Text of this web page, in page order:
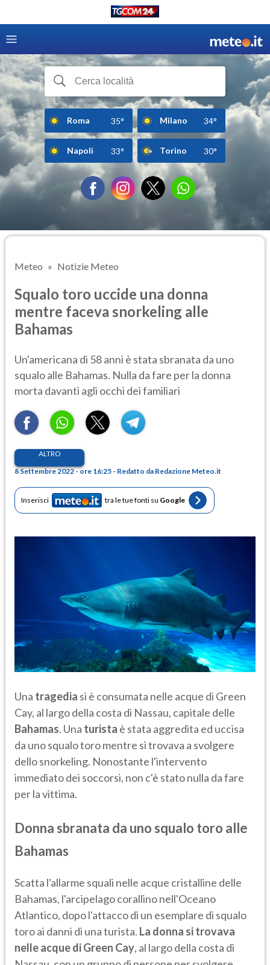
Roma 35° Milano 34°
Napoli 33° Torino 30°
Meteo Notizie Meteo
Squalo toro uccide una donna
mentre faceva snorkeling alle
Bahamas
Un'americana di 58 anni è stata sbranata da uno
squalo alle Bahamas. Nulla da fare per la donna
morta davanti agli occhi dei familiari
ALTRO
8 Settembre 2022 - ore 16:25 - Redatto da Redazione Meteo.it
Inserisci tra le tue fonti su Google
Una tragedia si è consumata nelle acque di Green
Cay, al largo della costa di Nassau, capitale delle
Bahamas. Una turista è stata aggredita ed uccisa
da uno squalo toro mentre si trovava a svolgere
dello snorkeling. Nonostante l'intervento
immediato dei soccorsi, non c'è stato nulla da fare
per la vittima.
Donna sbranata da uno squalo toro alle
Bahamas
Scatta l'allarme squali nelle acque cristalline delle
Bahamas, l'arcipelago corallino nell'Oceano
Atlantico, dopo l'attacco di un esemplare di squalo
toro ai danni di una turista. La donna si trovava
nelle acque di Green Cay, al largo della costa di